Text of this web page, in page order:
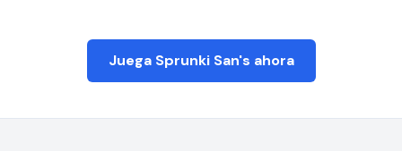
Juega Sprunki San's ahora